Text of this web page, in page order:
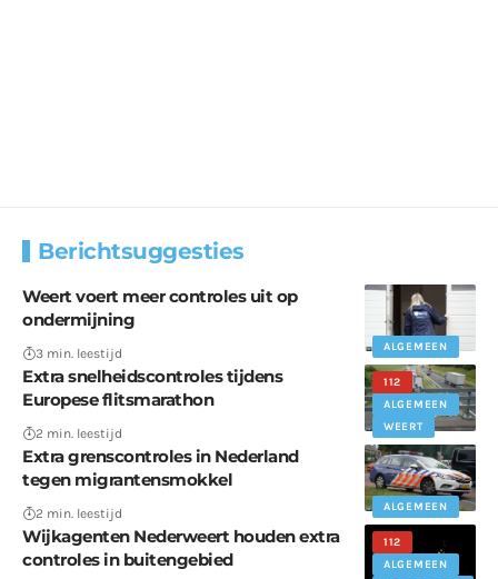
Berichtsuggesties
ALGEMEEN
Weert voert meer controles uit op
ondermijning
3 min. leestijd
112
ALGEMEEN
WEERT
Extra snelheidscontroles tijdens
Europese flitsmarathon
2 min. leestijd
ALGEMEEN
Extra grenscontroles in Nederland
tegen migrantensmokkel
2 min. leestijd
112
ALGEMEEN
Wijkagenten Nederweert houden extra
controles in buitengebied